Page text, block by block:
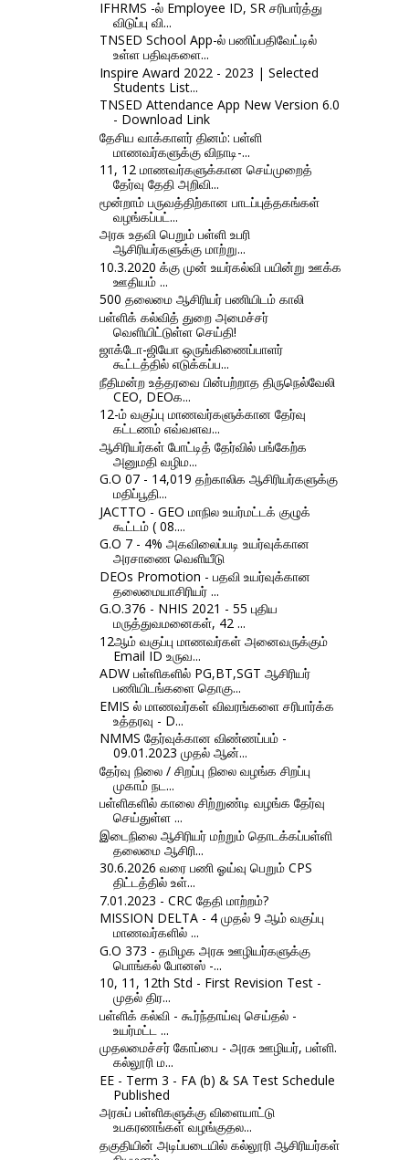
IFHRMS -ல் Employee ID, SR சரிபார்த்து
விடுப்பு வி...
TNSED School App-ல் பணிப்பதிவேட்டில்
உள்ள பதிவுகளை...
Inspire Award 2022 - 2023 | Selected
Students List...
TNSED Attendance App New Version 6.0
- Download Link
தேசிய வாக்காளர் தினம்: பள்ளி
மாணவர்களுக்கு விநாடி-...
11, 12 மாணவர்களுக்கான செய்முறைத்
தேர்வு தேதி அறிவி...
மூன்றாம் பருவத்திற்கான பாடப்புத்தகங்கள்
வழங்கப்பட்...
அரசு உதவி பெறும் பள்ளி உபரி
ஆசிரியர்களுக்கு மாற்று...
10.3.2020 க்கு முன் உயர்கல்வி பயின்று ஊக்க
ஊதியம் ...
500 தலைமை ஆசிரியர் பணியிடம் காலி
பள்ளிக் கல்வித் துறை அமைச்சர்
வெளியிட்டுள்ள செய்தி!
ஜாக்டோ-ஜியோ ஒருங்கிணைப்பாளர்
கூட்டத்தில் எடுக்கப்ப...
நீதிமன்ற உத்தரவை பின்பற்றாத திருநெல்வேலி
CEO, DEOக...
12-ம் வகுப்பு மாணவர்களுக்கான தேர்வு
கட்டணம் எவ்வளவ...
ஆசிரியர்கள் போட்டித் தேர்வில் பங்கேற்க
அனுமதி வழிம...
G.O 07 - 14,019 தற்காலிக ஆசிரியர்களுக்கு
மதிப்பூதி...
JACTTO - GEO மாநில உயர்மட்டக் குழுக்
கூட்டம் ( 08....
G.O 7 - 4% அகவிலைப்படி உயர்வுக்கான
அரசாணை வெளியீடு
DEOs Promotion - பதவி உயர்வுக்கான
தலைமையாசிரியர் ...
G.O.376 - NHIS 2021 - 55 புதிய
மருத்துவமனைகள், 42 ...
12ஆம் வகுப்பு மாணவர்கள் அனைவருக்கும்
Email ID உருவ...
ADW பள்ளிகளில் PG,BT,SGT ஆசிரியர்
பணியிடங்களை தொகு...
EMIS ல் மாணவர்கள் விவரங்களை சரிபார்க்க
உத்தரவு - D...
NMMS தேர்வுக்கான விண்ணப்பம் -
09.01.2023 முதல் ஆன்...
தேர்வு நிலை / சிறப்பு நிலை வழங்க சிறப்பு
முகாம் நட...
பள்ளிகளில் காலை சிற்றுண்டி வழங்க தேர்வு
செய்துள்ள ...
இடைநிலை ஆசிரியர் மற்றும் தொடக்கப்பள்ளி
தலைமை ஆசிரி...
30.6.2026 வரை பணி ஓய்வு பெறும் CPS
திட்டத்தில் உள்...
7.01.2023 - CRC தேதி மாற்றம்?
MISSION DELTA - 4 முதல் 9 ஆம் வகுப்பு
மாணவர்களில் ...
G.O 373 - தமிழக அரசு ஊழியர்களுக்கு
பொங்கல் போனஸ் -...
10, 11, 12th Std - First Revision Test -
முதல் திர...
பள்ளிக் கல்வி - கூர்ந்தாய்வு செய்தல் -
உயர்மட்ட ...
முதலமைச்சர் கோப்பை - அரசு ஊழியர், பள்ளி.
கல்லூரி ம...
EE - Term 3 - FA (b) & SA Test Schedule
Published
அரசுப் பள்ளிகளுக்கு விளையாட்டு
உபகரணங்கள் வழங்குதல...
தகுதியின் அடிப்படையில் கல்லூரி ஆசிரியர்கள்